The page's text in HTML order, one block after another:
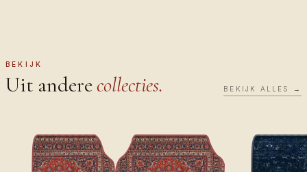
BEKIJK
Uit anderecollecties. BEKIJK ALLES →